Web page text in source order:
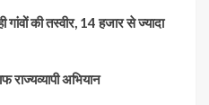
की तस्वीर, 14 हजार से ज्यादा
अभियान